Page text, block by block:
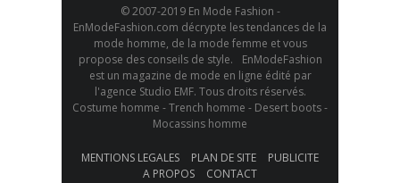
© 2007-2019 En Mode Fashion -
EnModeFashion.com décrypte les tendances de la
mode homme, de la mode femme et vous
propose des conseils de style. EnModeFashion
est un magazine de mode en ligne édité par
l'agence Studio EMF. Tous droits réservés.
Costume homme - Trench homme - Desert boots -
Mocassins homme
MENTIONS LEGALES PLAN DE SITE
PUBLICITE
A PROPOS
CONTACT